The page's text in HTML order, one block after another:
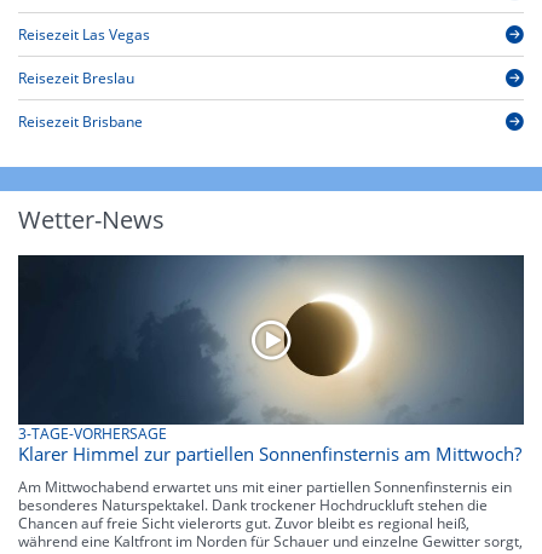
Reisezeit Las Vegas
Reisezeit Breslau
Reisezeit Brisbane
Wetter-News
3-TAGE-VORHERSAGE
Klarer Himmel zur partiellen Sonnenfinsternis am Mittwoch?
Am Mittwochabend erwartet uns mit einer partiellen Sonnenfinsternis ein
besonderes Naturspektakel. Dank trockener Hochdruckluft stehen die
Chancen auf freie Sicht vielerorts gut. Zuvor bleibt es regional heiß,
während eine Kaltfront im Norden für Schauer und einzelne Gewitter sorgt,